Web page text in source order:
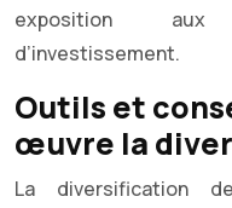
exposition aux
d’investissement.
Outils et
œuvre la
La diversification